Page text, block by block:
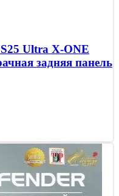
Ultra X-ONE
задняя панель